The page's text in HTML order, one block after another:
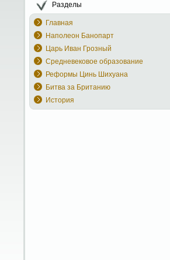
Разделы
Главная
Наполеон Банопарт
Царь Иван Грозный
Средневековое образование
Реформы Цинь Шихуана
Битва за Британию
История